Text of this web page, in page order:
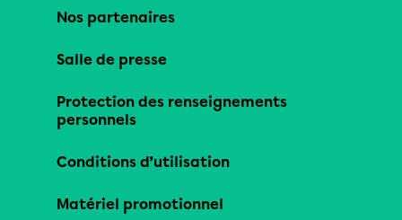
Nos partenaires
Salle de presse
Protection des renseignements
personnels
Conditions d’utilisation
Matériel promotionnel